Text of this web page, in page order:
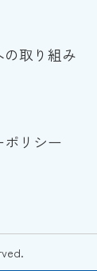
取り組み
ポリシー